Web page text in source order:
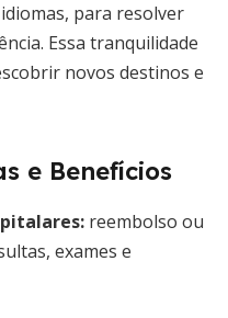
para resolver
Essa tranquilidade
novos destinos e
e Benefícios
reembolso ou
exames e